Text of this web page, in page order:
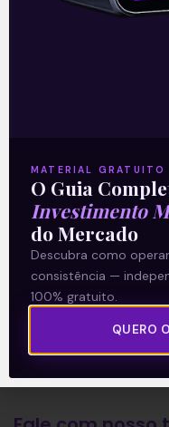
Termos e Condições
Política de
Explore
Artigos
E Eu Com Isso?
Vídeos no Youtube
MATERIAL GRATUITO
O Guia
Investimento
do Mercado
Descubra como
consistência —
100% gratuito.
QUERO